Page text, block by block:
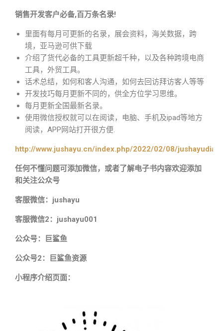
销售开发客户必备,百万条名录!
里面有每月可更新的名录，展会资料，海关数据，跨
境，亚马逊可供下载
介绍了货代必备的工具更新超千种，以及各种跨境电商
工具，外贸工具。
话术总结，如何和客人沟通，如何去回访拜访客人等等
开发技巧每月更新不同的，供全方位学习思维。
每月更新全国最新名录。
使用微信授权就可以在阅读，电脑、手机及ipad等地方
阅读，APP网站打开很方便.
http://www.jushayu.cn/index.php/2022/02/08/
任何不懂问题可添加微信，或者了解电子书内容欢迎添加
和关注公众号
客服微信：jushayu
客服微信2：jushayu001
公众号：巨鲨鱼
公众号2：巨鲨鱼资源
小程序介绍页面：